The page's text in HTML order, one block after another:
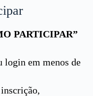
PARTICIPAR”
login em menos de